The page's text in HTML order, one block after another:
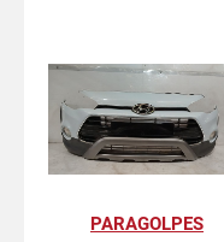
PARAGOLPES